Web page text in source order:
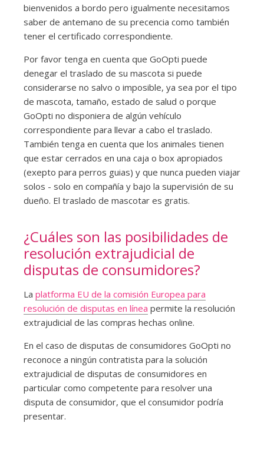
bienvenidos a bordo pero igualmente necesitamos
saber de antemano de su precencia como también
tener el certificado correspondiente.
Por favor tenga en cuenta que GoOpti puede
denegar el traslado de su mascota si puede
considerarse no salvo o imposible, ya sea por el tipo
de mascota, tamaño, estado de salud o porque
GoOpti no disponiera de algún vehículo
correspondiente para llevar a cabo el traslado.
También tenga en cuenta que los animales tienen
que estar cerrados en una caja o box apropiados
(exepto para perros guias) y que nunca pueden viajar
solos - solo en compañía y bajo la supervisión de su
dueño. El traslado de mascotar es gratis.
¿Cuáles son las posibilidades de
resolución extrajudicial de
disputas de consumidores?
La platforma EU de la comisión Europea para
resolución de disputas en línea permite la resolución
extrajudicial de las compras hechas online.
En el caso de disputas de consumidores GoOpti no
reconoce a ningún contratista para la solución
extrajudicial de disputas de consumidores en
particular como competente para resolver una
disputa de consumidor, que el consumidor podría
presentar.